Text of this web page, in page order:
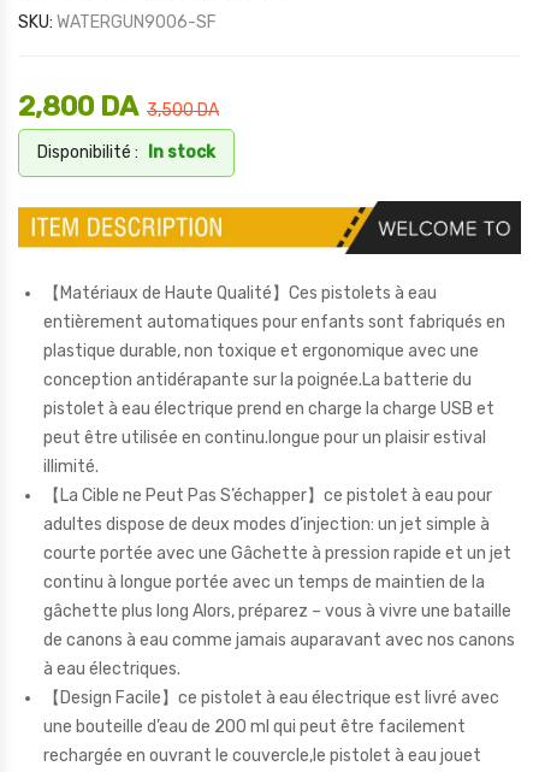
SKU: WATERGUN9006-SF
3,500DA
2,800 DA
Disponibilité : In stock
【Matériaux de Haute Qualité】Ces pistolets à eau
entièrement automatiques pour enfants sont fabriqués en
plastique durable, non toxique et ergonomique avec une
conception antidérapante sur la poignée.La batterie du
pistolet à eau électrique prend en charge la charge USB et
peut être utilisée en continu.longue pour un plaisir estival
illimité.
【La Cible ne Peut Pas S’échapper】ce pistolet à eau pour
adultes dispose de deux modes d’injection: un jet simple à
courte portée avec une Gâchette à pression rapide et un jet
continu à longue portée avec un temps de maintien de la
gâchette plus long Alors, préparez – vous à vivre une bataille
de canons à eau comme jamais auparavant avec nos canons
à eau électriques.
【Design Facile】ce pistolet à eau électrique est livré avec
une bouteille d’eau de 200 ml qui peut être facilement
rechargée en ouvrant le couvercle,le pistolet à eau jouet